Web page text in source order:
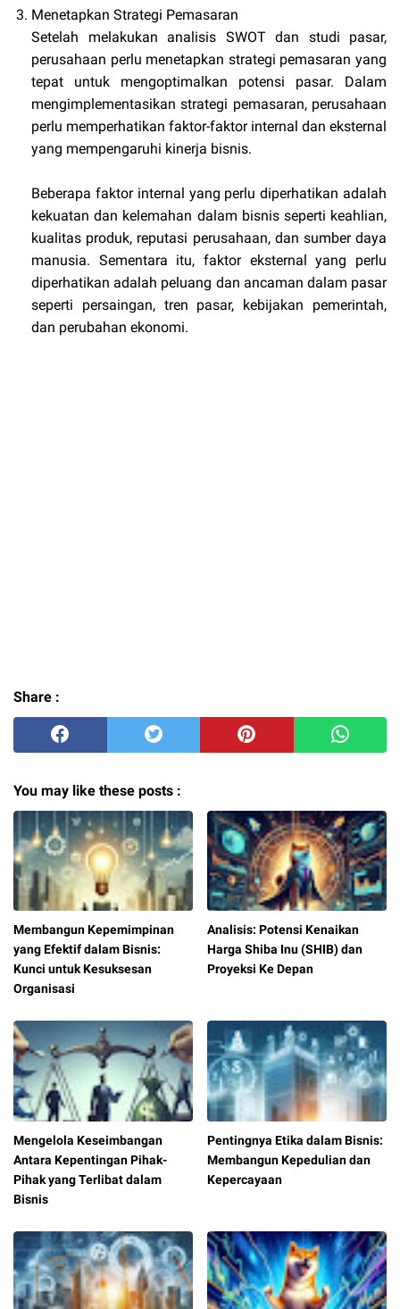
Menetapkan Strategi Pemasaran
Setelah melakukan analisis SWOT dan studi pasar,
perusahaan perlu menetapkan strategi pemasaran yang
tepat untuk mengoptimalkan potensi pasar. Dalam
mengimplementasikan strategi pemasaran, perusahaan
perlu memperhatikan faktor-faktor internal dan eksternal
yang mempengaruhi kinerja bisnis.
Beberapa faktor internal yang perlu diperhatikan adalah
kekuatan dan kelemahan dalam bisnis seperti keahlian,
kualitas produk, reputasi perusahaan, dan sumber daya
manusia. Sementara itu, faktor eksternal yang perlu
diperhatikan adalah peluang dan ancaman dalam pasar
seperti persaingan, tren pasar, kebijakan pemerintah,
dan perubahan ekonomi.
Share :
You may like these posts :
Membangun Kepemimpinan
yang Efektif dalam Bisnis:
Kunci untuk Kesuksesan
Organisasi
Analisis: Potensi Kenaikan
Harga Shiba Inu (SHIB) dan
Proyeksi Ke Depan
Mengelola Keseimbangan
Antara Kepentingan Pihak-
Pihak yang Terlibat dalam
Bisnis
Pentingnya Etika dalam Bisnis:
Membangun Kepedulian dan
Kepercayaan